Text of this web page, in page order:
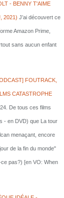
- BENNY T'AIME
2021) J’ai découvert ce
Amazon Prime,
sans aucun enfant
FOUTRACK,
CATASTROPHE
De tous ces films
- en DVD) que La tour
menaçant, encore
de la fin du monde"
pas?) [en VO: When